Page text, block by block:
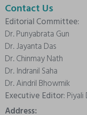
Contact Us
Editorial Committee:
Dr. Punyabrata Gun
Dr. Jayanta Das
Dr. Chinmay Nath
Dr. Indranil Saha
Dr. Aindril Bhowmik
Executive Editor:
Address: